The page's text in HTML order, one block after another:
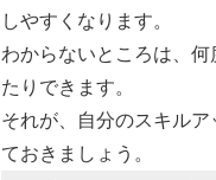
しやすくなります。
わからないところは、
たりできます。
それが、自分のスキルア
ておきましょう。